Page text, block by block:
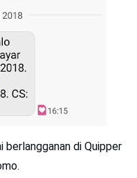
berlangganan di Quipper